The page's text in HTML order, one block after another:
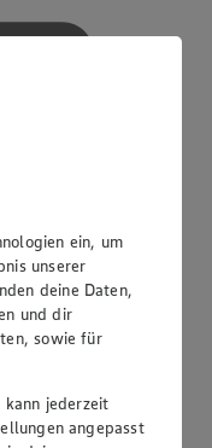
ein, um
unserer
deine Daten,
und dir
sowie für
jederzeit
angepasst